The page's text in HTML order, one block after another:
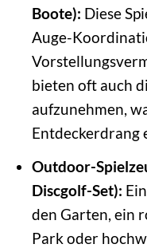
Boote): Diese
Auge-
bieten oft auch
aufzunehmen,
Entdeckerdrang
Outdoor-
Discgolf-Set):
den Garten, ein
Park oder